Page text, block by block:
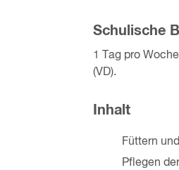
Schulische
1 Tag pro
(VD).
Inhalt
Füttern
Pflegen